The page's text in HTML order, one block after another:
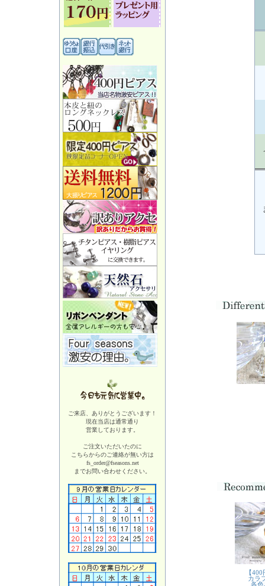
ご来店、ありがとうございます！
現在当店は通常通り
営業しております。
ご注文いただいたのに
こちらからのご連絡が無い方は
fs_order@fseasons.net
までお問い合わせください。